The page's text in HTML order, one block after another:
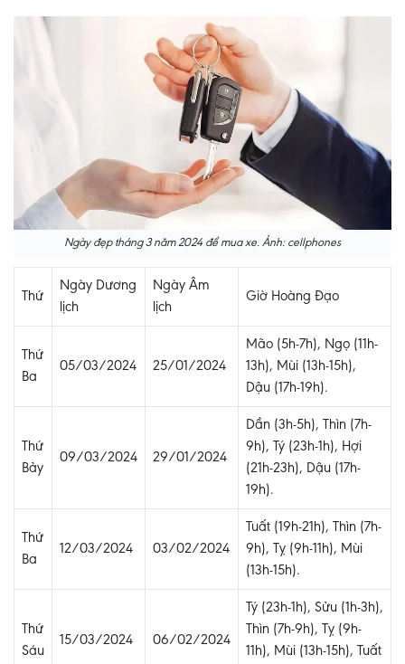
Ngày đẹp tháng 3 năm 2024 để mua xe. Ảnh: cellphones
Thứ
Ngày Dương
lịch
Ngày Âm
lịch
Giờ Hoàng Đạo
Thứ
Ba
05/03/2024 25/01/2024
Mão (5h-7h), Ngọ (11h-
13h), Mùi (13h-15h),
Dậu (17h-19h).
Thứ
Bảy
09/03/2024 29/01/2024
Dần (3h-5h), Thìn (7h-
9h), Tý (23h-1h), Hợi
(21h-23h), Dậu (17h-
19h).
Thứ
Ba
12/03/2024 03/02/2024
Tuất (19h-21h), Thìn (7h-
9h), Tỵ (9h-11h), Mùi
(13h-15h).
Thứ
Sáu
15/03/2024 06/02/2024
Tý (23h-1h), Sửu (1h-3h),
Thìn (7h-9h), Tỵ (9h-
11h), Mùi (13h-15h), Tuất